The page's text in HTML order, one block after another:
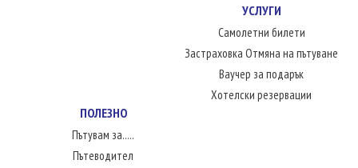
УСЛУГИ
Самолетни билети
Застраховка Отмяна на пътуване
Ваучер за подарък
Хотелски резервации
ПОЛЕЗНО
Пътувам за.....
Пътеводител